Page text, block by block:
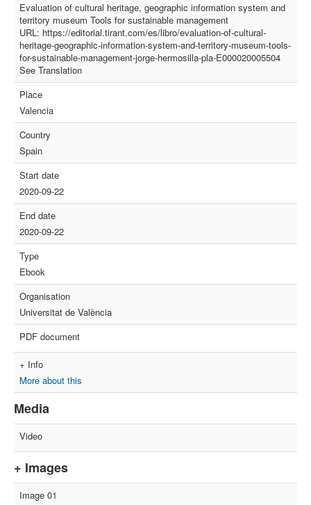
Evaluation of cultural heritage, geographic information system and
territory museum Tools for sustainable management
URL: https://editorial.tirant.com/es/libro/evaluation-of-cultural-
heritage-geographic-information-system-and-territory-museum-tools-
for-sustainable-management-jorge-hermosilla-pla-E000020005504
See Translation
Place
Valencia
Country
Spain
Start date
2020-09-22
End date
2020-09-22
Type
Ebook
Organisation
Universitat de València
PDF document
+ Info
More about this
Media
Video
+ Images
Image 01